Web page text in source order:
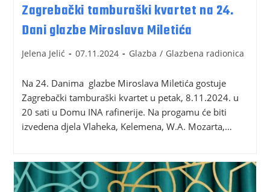
Zagrebački tamburaški kvartet na 24.
Dani glazbe Miroslava Miletića
Jelena Jelić 07.11.2024 Glazba / Glazbena radionica
Na 24. Danima glazbe Miroslava Miletića gostuje
Zagrebački tamburaški kvartet u petak, 8.11.2024. u
20 sati u Domu INA rafinerije. Na progamu će biti
izvedena djela Vlaheka, Kelemena, W.A. Mozarta,…